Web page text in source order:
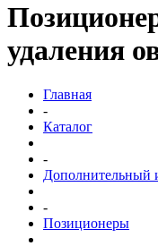
удаления
Главная
-
Каталог
-
Дополнительный
-
Позиционеры